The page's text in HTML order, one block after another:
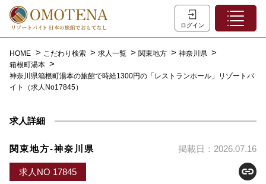
ログイン
ホーム
特集一覧
主な職種
会員登録
HOME こだわり検索 求人一覧 関東地方
神奈川県
箱根町湯本
神奈川県箱根町湯本の旅館で時給1300円の「レストランホール」リゾートバ
イト（求人No17845）
求人詳細
関東地方-神奈川県 掲載日：2026.07.16
求人NO 17845